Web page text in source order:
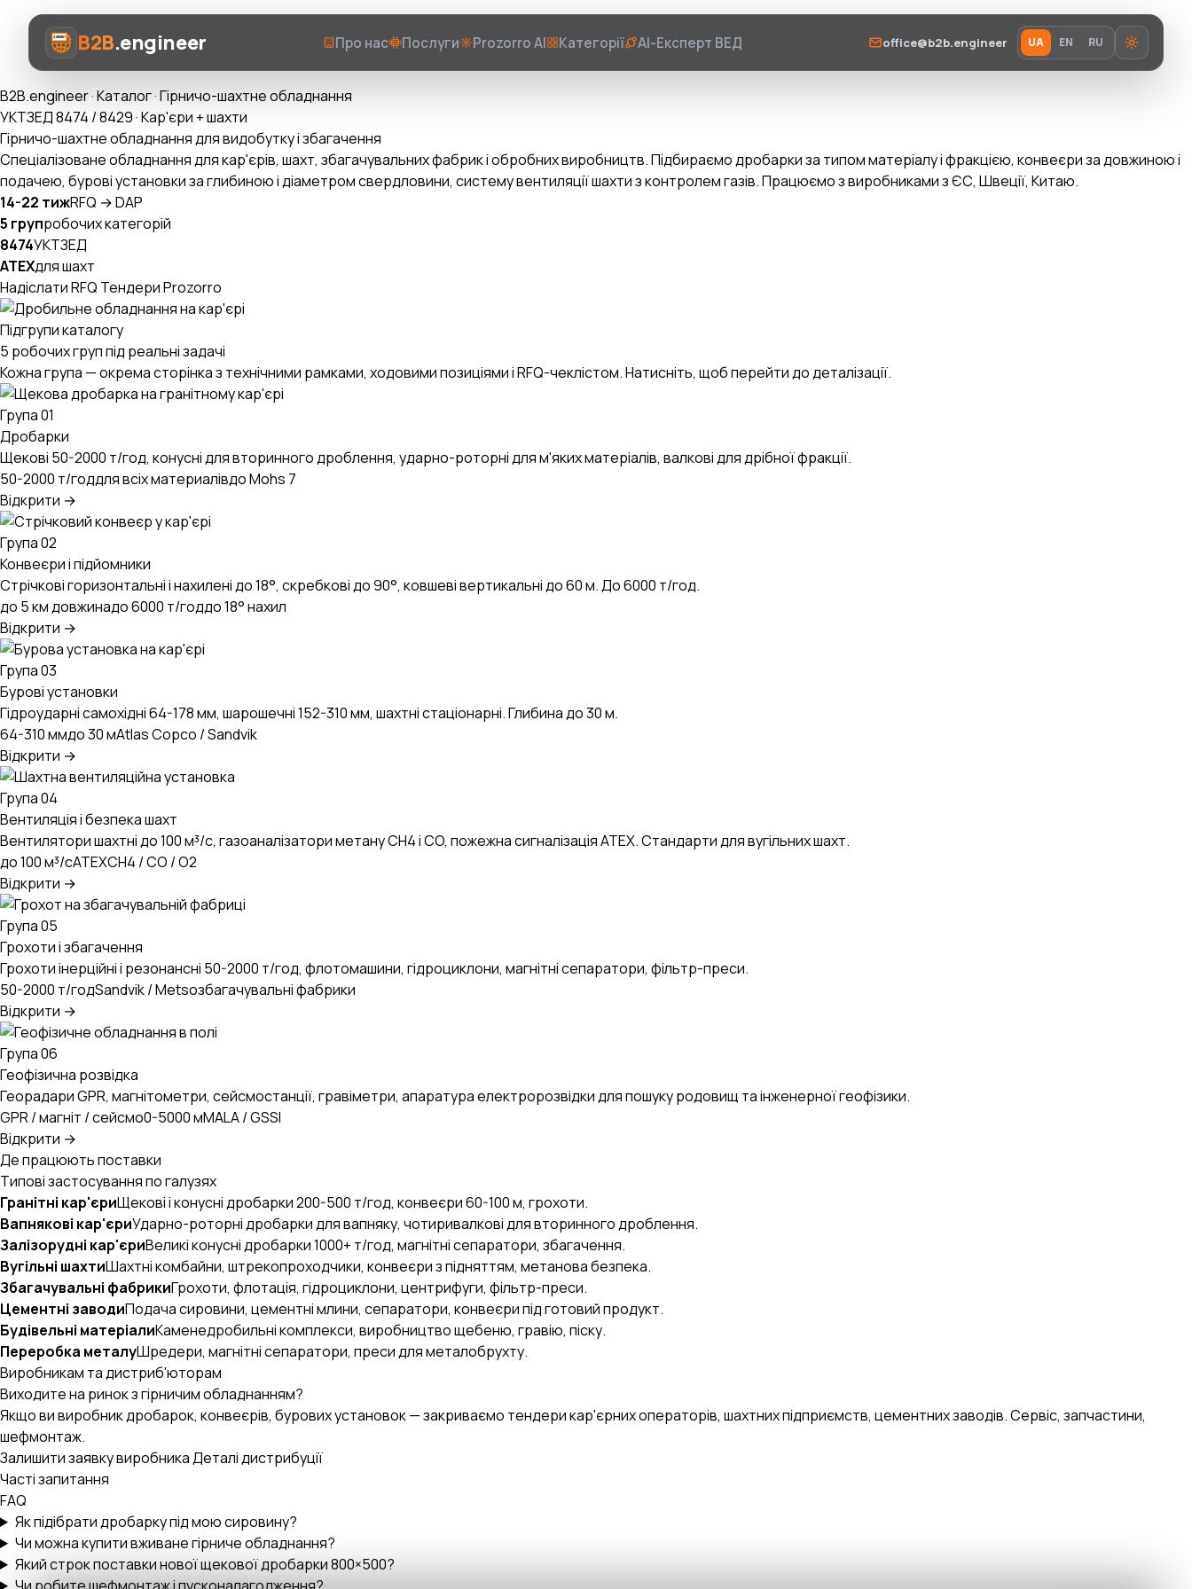
B2B.engineer Про нас Послуги Prozorro AI Категорії AI-Експерт ВЕД office@b2b.engineer UA EN RU
Про нас
Послуги
Prozorro AI
Категорії
AI-Експерт ВЕД
UA EN RU
B2B.engineer·Каталог·Гірничо-шахтне обладнання
УКТЗЕД 8474 / 8429 · Кар'єри + шахти
Гірничо-шахтне обладнання для видобутку і збагачення
Спеціалізоване обладнання для кар'єрів, шахт, збагачувальних фабрик і обробних виробництв. Підбираємо дробарки за типом матеріалу і фракцією, конвеєри за довжиною і
подачею, бурові установки за глибиною і діаметром свердловини, систему вентиляції шахти з контролем газів. Працюємо з виробниками з ЄС, Швеції, Китаю.
14-22 тижRFQ → DAP
5 групробочих категорій
8474УКТЗЕД
ATEXдля шахт
Надіслати RFQ Тендери Prozorro
Підгрупи каталогу
5 робочих груп під реальні задачі
Кожна група — окрема сторінка з технічними рамками, ходовими позиціями і RFQ-чеклістом. Натисніть, щоб перейти до деталізації.
Група 01
Дробарки
Щекові 50-2000 т/год, конусні для вторинного дроблення, ударно-роторні для м'яких матеріалів, валкові для дрібної фракції.
50-2000 т/годдля всіх материалівдо Mohs 7
Відкрити →
Група 02
Конвеєри і підйомники
Стрічкові горизонтальні і нахилені до 18°, скребкові до 90°, ковшеві вертикальні до 60 м. До 6000 т/год.
до 5 км довжинадо 6000 т/годдо 18° нахил
Відкрити →
Група 03
Бурові установки
Гідроударні самохідні 64-178 мм, шарошечні 152-310 мм, шахтні стаціонарні. Глибина до 30 м.
64-310 ммдо 30 мAtlas Copco / Sandvik
Відкрити →
Група 04
Вентиляція і безпека шахт
Вентилятори шахтні до 100 м³/с, газоаналізатори метану CH4 і CO, пожежна сигналізація ATEX. Стандарти для вугільних шахт.
до 100 м³/сATEXCH4 / CO / O2
Відкрити →
Група 05
Грохоти і збагачення
Грохоти інерційні і резонансні 50-2000 т/год, флотомашини, гідроциклони, магнітні сепаратори, фільтр-преси.
50-2000 т/годSandvik / Metsoзбагачувальні фабрики
Відкрити →
Група 06
Геофізична розвідка
Георадари GPR, магнітометри, сейсмостанції, гравіметри, апаратура електророзвідки для пошуку родовищ та інженерної геофізики.
GPR / магніт / сейсмо0-5000 мMALA / GSSI
Відкрити →
Де працюють поставки
Типові застосування по галузях
Гранітні кар'єриЩекові і конусні дробарки 200-500 т/год, конвеєри 60-100 м, грохоти.
Вапнякові кар'єриУдарно-роторні дробарки для вапняку, чотиривалкові для вторинного дроблення.
Залізорудні кар'єриВеликі конусні дробарки 1000+ т/год, магнітні сепаратори, збагачення.
Вугільні шахтиШахтні комбайни, штрекопроходчики, конвеєри з підняттям, метанова безпека.
Збагачувальні фабрикиГрохоти, флотація, гідроциклони, центрифуги, фільтр-преси.
Цементні заводиПодача сировини, цементні млини, сепаратори, конвеєри під готовий продукт.
Будівельні матеріалиКаменедробильні комплекси, виробництво щебеню, гравію, піску.
Переробка металуШредери, магнітні сепаратори, преси для металобрухту.
Виробникам та дистриб'юторам
Виходите на ринок з гірничим обладнанням?
Якщо ви виробник дробарок, конвеєрів, бурових установок — закриваємо тендери кар'єрних операторів, шахтних підприємств, цементних заводів. Сервіс, запчастини,
шефмонтаж.
Залишити заявку виробникаДеталі дистрибуції
Часті запитання
FAQ
Як підібрати дробарку під мою сировину?
Чи можна купити вживане гірниче обладнання?
Який строк поставки нової щекової дробарки 800×500?